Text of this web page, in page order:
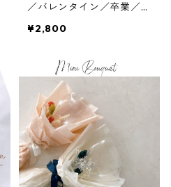
／バレンタイン／卒業／誕
¥2,800